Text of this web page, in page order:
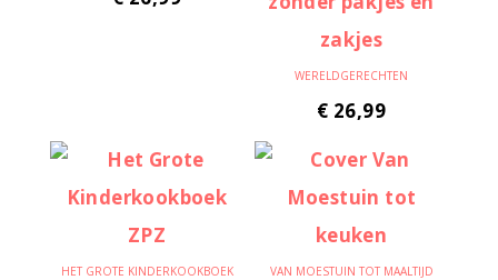
WERELDGERECHTEN
€ 26,99
HET GROTE KINDERKOOKBOEK VAN MOESTUIN TOT MAALTIJD